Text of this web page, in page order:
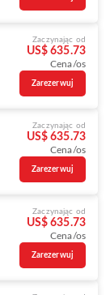
Zaczynając od
US$ 635.73
Cena/os
Zarezerwuj
Zaczynając od
US$ 635.73
Cena/os
Zarezerwuj
Zaczynając od
US$ 635.73
Cena/os
Zarezerwuj